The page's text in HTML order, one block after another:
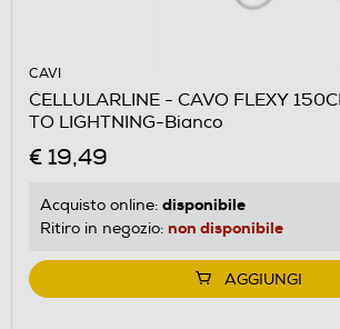
CAVI
CELLULARLINE - CAVO FLEXY
TO LIGHTNING-Bianco
€ 19,49
Acquisto online: disponibile
Ritiro in negozio: non disponibile
AGGIUNGI